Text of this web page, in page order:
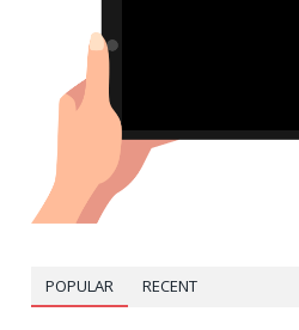
POPULAR RECENT